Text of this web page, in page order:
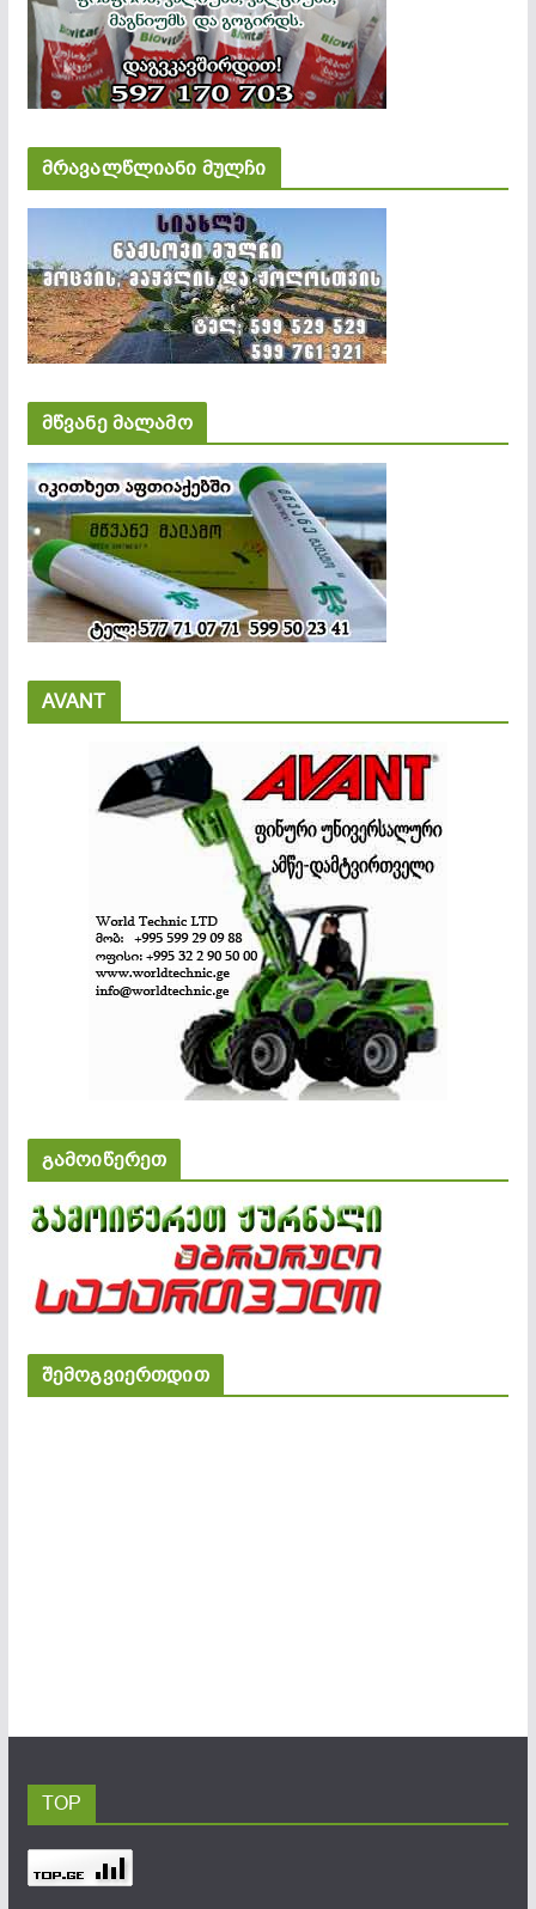
მრავალწლიანი მულჩი
მწვანე მალამო
AVANT
გამოიწერეთ
შემოგვიერთდით
TOP